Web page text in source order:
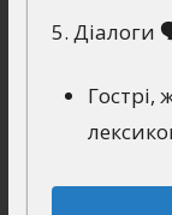
5. Діалоги
Гострі,